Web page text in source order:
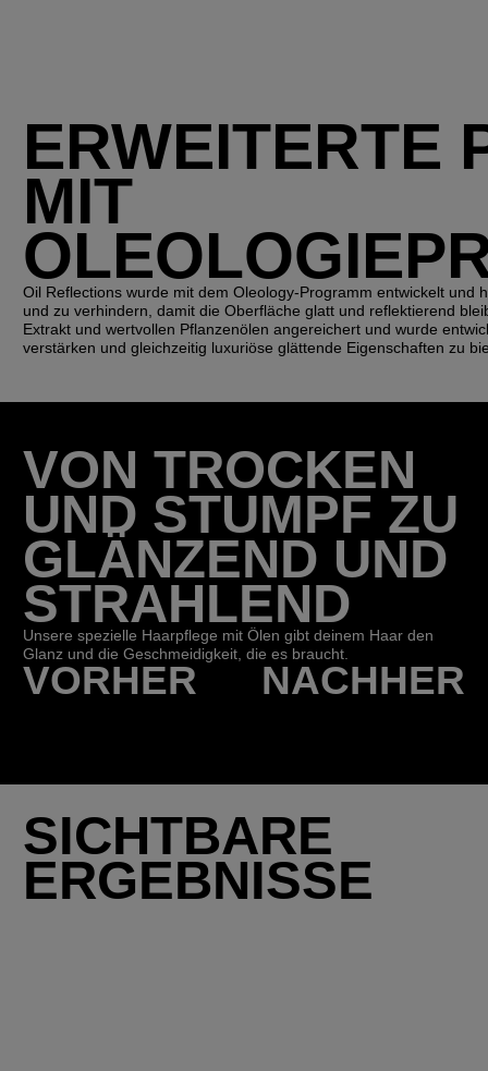
ERWEITERTE
MIT
Oil Reflections wurde mit dem Oleology-Programm entwickelt und
und zu verhindern, damit die Oberfläche glatt und reflektierend
Extrakt und wertvollen Pflanzenölen angereichert und wurde
verstärken und gleichzeitig luxuriöse glättende Eigenschaften zu
VON TROCKEN
UND STUMPF ZU
GLÄNZEND UND
STRAHLEND
Unsere spezielle Haarpflege mit Ölen gibt deinem Haar den
Glanz und die Geschmeidigkeit, die es braucht.
VORHER NACHHER
SICHTBARE
ERGEBNISSE